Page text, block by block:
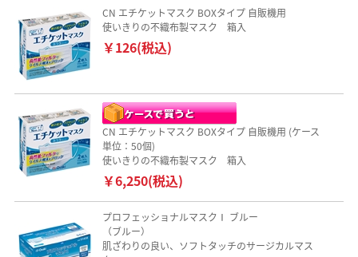
CN エチケットマスク BOXタイプ 自販機用
使いきりの不織布製マスク 箱入
￥126(税込)
CN エチケットマスク BOXタイプ 自販機用 (ケース
単位：50個)
使いきりの不織布製マスク 箱入
￥6,250(税込)
プロフェッショナルマスクⅠ ブルー
（ブルー）
肌ざわりの良い、ソフトタッチのサージカルマス